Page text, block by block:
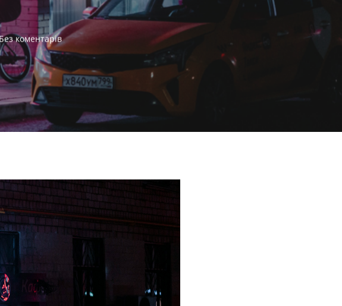
коментарів